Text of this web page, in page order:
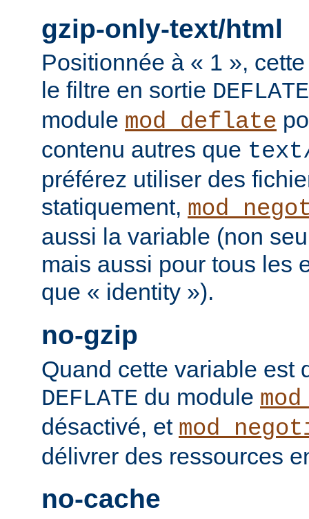
gzip-only-text/html
Positionnée à « 1 »,
le filtre en sortie DEFLATE
module mod_deflate
contenu autres que
préférez utiliser des
statiquement,
aussi la variable (non
mais aussi pour tous les
que « identity »).
no-gzip
Quand cette variable est
DEFLATE du module
désactivé, et
délivrer des ressources
no-cache